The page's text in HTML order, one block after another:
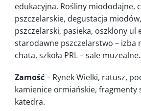
edukacyjna. Rośliny miododajne,
pszczelarskie, degustacja
pszczelarski, pasieka, oszklony ul
starodawne pszczelarstwo – izba
chata, szkoła PRL – sale muzealne.
Zamość– Rynek Wielki, ratusz,
kamienice ormiańskie, fragmenty
katedra.